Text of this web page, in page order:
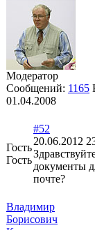
Модератор
Сообщений: 1165
01.04.2008
Гость
Гость
#52
20.06.2012
документы
почте?
Владимир
Борисович